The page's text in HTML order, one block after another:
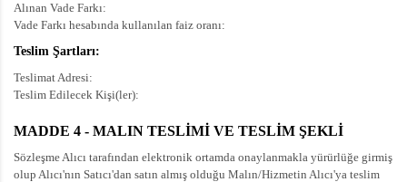
Alınan Vade Farkı:
Vade Farkı hesabında kullanılan faiz oranı:
Teslim Şartları:
Teslimat Adresi:
Teslim Edilecek Kişi(ler):
MADDE 4 - MALIN TESLİMİ VE TESLİM ŞEKLİ
Sözleşme Alıcı tarafından elektronik ortamda onaylanmakla yürürlüğe girmiş
olup Alıcı'nın Satıcı'dan satın almış olduğu Malın/Hizmetin Alıcı'ya teslim